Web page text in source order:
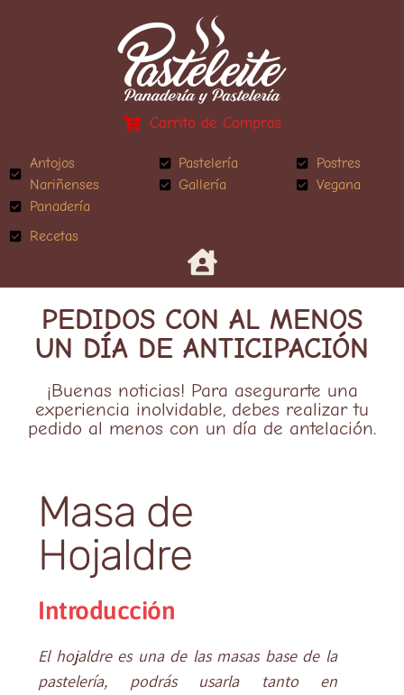
Carrito de Compras
Antojos
Nariñenses
Panadería
Pastelería
Gallería
Postres
Vegana
Recetas
PEDIDOS CON AL MENOS
UN DÍA DE ANTICIPACIÓN
¡Buenas noticias! Para asegurarte una
experiencia inolvidable, debes realizar tu
pedido al menos con un día de antelación.
Masa de
Hojaldre
Introducción
El hojaldre es una de las masas base de la
pastelería, podrás usarla tanto en